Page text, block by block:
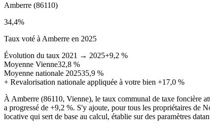
Amberre (86110)
34,4%
Taux voté à Amberre en 2025
Évolution du taux 2021 → 2025+9,2 %
Moyenne Vienne32,8 %
Moyenne nationale 202535,9 %
+ Revalorisation nationale appliquée à votre bien +17,0 %
À Amberre (86110, Vienne), le taux communal de taxe foncière
a progressé de +9,2 %. S'y ajoute, pour tous les propriétaires de
locative qui sert de base au calcul, établie sur des paramètres